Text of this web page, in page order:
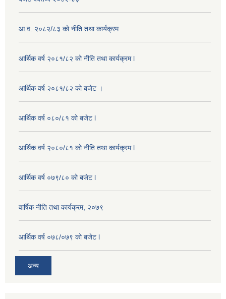
आ.व. २०८२/८३ को नीति तथा कार्यक्रम
आर्थिक वर्ष २०८१/८२ को नीति तथा कार्यक्रम l
आर्थिक वर्ष २०८१/८२ को बजेट ।
आर्थिक वर्ष ०८०/८१ को बजेट l
आर्थिक वर्ष २०८०/८१ को नीति तथा कार्यक्रम l
आर्थिक वर्ष ०७९/८० को बजेट l
वार्षिक नीति तथा कार्यक्रम, २०७९
आर्थिक वर्ष ०७८/०७९ को बजेट l
अन्य